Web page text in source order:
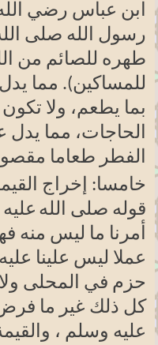
ابن عباس رضي
رسول الله صلى
طهره للصائم من
للمساكين). مما
بما يطعم، ولا
الحاجات، مما
الفطر طعاما
خامسا: إخراج
قوله صلى الله
أمرنا ما ليس منه
عملا ليس علينا
حزم في المحلى
كل ذلك غير ما
عليه وسلم ،